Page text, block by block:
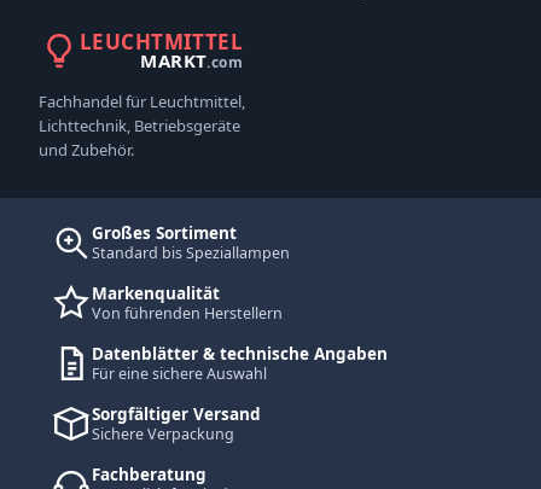
LEUCHTMITTEL
MARKT.com
Fachhandel für Leuchtmittel,
Lichttechnik, Betriebsgeräte
und Zubehör.
Großes Sortiment
Standard bis Speziallampen
Markenqualität
Von führenden Herstellern
Datenblätter & technische Angaben
Für eine sichere Auswahl
Sorgfältiger Versand
Sichere Verpackung
Fachberatung